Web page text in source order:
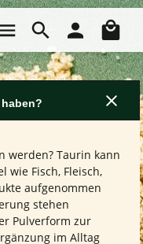
werden? Taurin kann
wie Fisch, Fleisch,
aufgenommen
stehen
Pulverform zur
im Alltag